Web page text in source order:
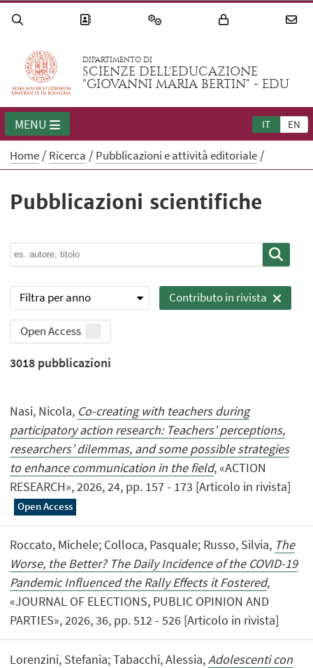
DIPARTIMENTO DI
SCIENZE DELL'EDUCAZIONE
"GIOVANNI MARIA BERTIN" - EDU
IT EN
MENU
Home Ricerca Pubblicazioni e attività editoriale
Pubblicazioni scientifiche
Filtra per anno Contributo in rivista
Open Access
3018 pubblicazioni
Nasi, Nicola, Co-creating with teachers during
participatory action research: Teachers’ perceptions,
researchers’ dilemmas, and some possible strategies
to enhance communication in the field, «ACTION
RESEARCH», 2026, 24, pp. 157 - 173 [Articolo in rivista]
Open Access
Roccato, Michele; Colloca, Pasquale; Russo, Silvia, The
Worse, the Better? The Daily Incidence of the COVID-19
Pandemic Influenced the Rally Effects it Fostered,
«JOURNAL OF ELECTIONS, PUBLIC OPINION AND
PARTIES», 2026, 36, pp. 512 - 526 [Articolo in rivista]
Lorenzini, Stefania; Tabacchi, Alessia,Adolescenti con